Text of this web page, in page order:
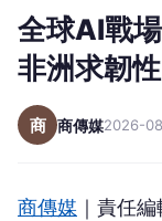
全球AI戰
非洲求韌性
商 商傳媒2026-
商傳媒 ｜責任